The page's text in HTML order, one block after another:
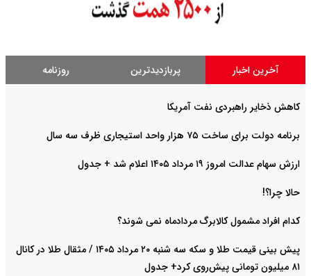
آخرین اخبار پربازدیدترین روزنامه
کاهش ذخایر راهبردی نفت آمریکا
برنامه دولت برای ساخت ۷۵ هزار واحد استیجاری ظرف سه سال
ارزش سهام عدالت امروز ۱۹ مرداد ۱۴۰۵ اعلام شد + جدول
حالا چرا؟!
کدام افراد مشمول کالابرگ مردادماه نمی شوند؟
پیش‌ بینی قیمت طلا و سکه سه شنبه ۲۰ مرداد ۱۴۰۵ / مثقال طلا در کانال
۸۱ میلیون تومانی پیش‌روی کرد+ جدول